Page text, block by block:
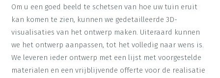
Om u een goed beeld te schetsen van hoe uw tuin eruit
kan komen te zien, kunnen we gedetailleerde 3D-
visualisaties van het ontwerp maken. Uiteraard kunnen
we het ontwerp aanpassen, tot het volledig naar wens is.
We leveren ieder ontwerp met een lijst met voorgestelde
materialen en een vrijblijvende offerte voor de realisatie